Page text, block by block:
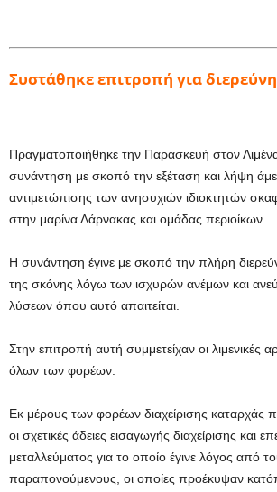
Συστάθηκε επιτροπή για
Πραγματοποιήθηκε την Παρασκευή στον
συνάντηση με σκοπό την εξέταση και λήψη
αντιμετώπισης των ανησυχιών ιδιοκτητών
στην μαρίνα Λάρνακας και ομάδας περιοίκων.
Η συνάντηση έγινε με σκοπό την πλήρη
της σκόνης λόγω των ισχυρών ανέμων και
λύσεων όπου αυτό απαιτείται.
Στην επιτροπή αυτή συμμετείχαν οι λιμενικές
όλων των φορέων.
Εκ μέρους των φορέων διαχείρισης καταρχάς
οι σχετικές άδειες εισαγωγής διαχείρισης και
μεταλλεύματος για το οποίο έγινε λόγος από
παραπονούμενους, οι οποίες προέκυψαν